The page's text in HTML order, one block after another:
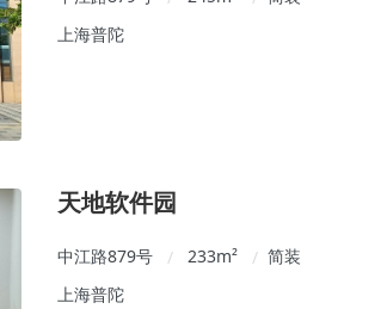
上海普陀
天地软件园
中江路879号 / 233m² / 简装
上海普陀